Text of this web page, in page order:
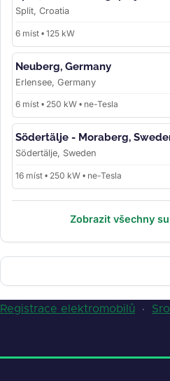
Split, Croatia
6 míst • 125 kW
Neuberg, Germany
Erlensee, Germany
6 míst • 250 kW • ne-Tesla
Södertälje - Moraberg,
Södertälje, Sweden
16 míst • 250 kW • ne-Tesla
Zobrazit všechny
Registrace elektromobilů ·